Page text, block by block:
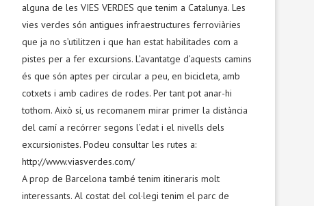
alguna de les VIES VERDES que tenim a Catalunya. Les
vies verdes són antigues infraestructures ferroviàries
que ja no s’utilitzen i que han estat habilitades com a
pistes per a fer excursions. L’avantatge d’aquests camins
és que són aptes per circular a peu, en bicicleta, amb
cotxets i amb cadires de rodes. Per tant pot anar-hi
tothom. Això sí, us recomanem mirar primer la distància
del camí a recórrer segons l’edat i el nivells dels
excursionistes. Podeu consultar les rutes a:
http://www.viasverdes.com/
A prop de Barcelona també tenim itineraris molt
interessants. Al costat del col·legi tenim el parc de